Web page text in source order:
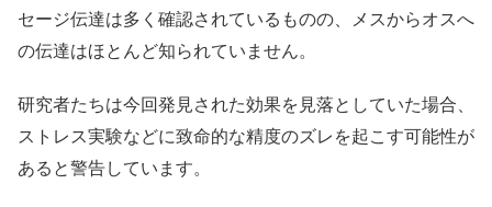
セージ伝達は多く確認されているものの、メスからオスへ
の伝達はほとんど知られていません。
研究者たちは今回発見された効果を見落としていた場合、
ストレス実験などに致命的な精度のズレを起こす可能性が
あると警告しています。